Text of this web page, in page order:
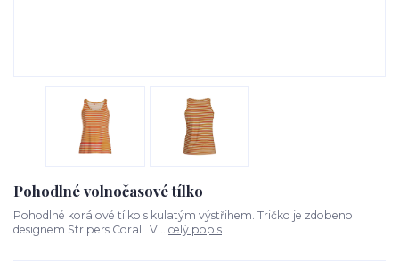
Pohodlné volnočasové tílko
Pohodlné korálové tílko s kulatým výstřihem. Tričko je zdobeno
designem Stripers Coral. V... celý popis